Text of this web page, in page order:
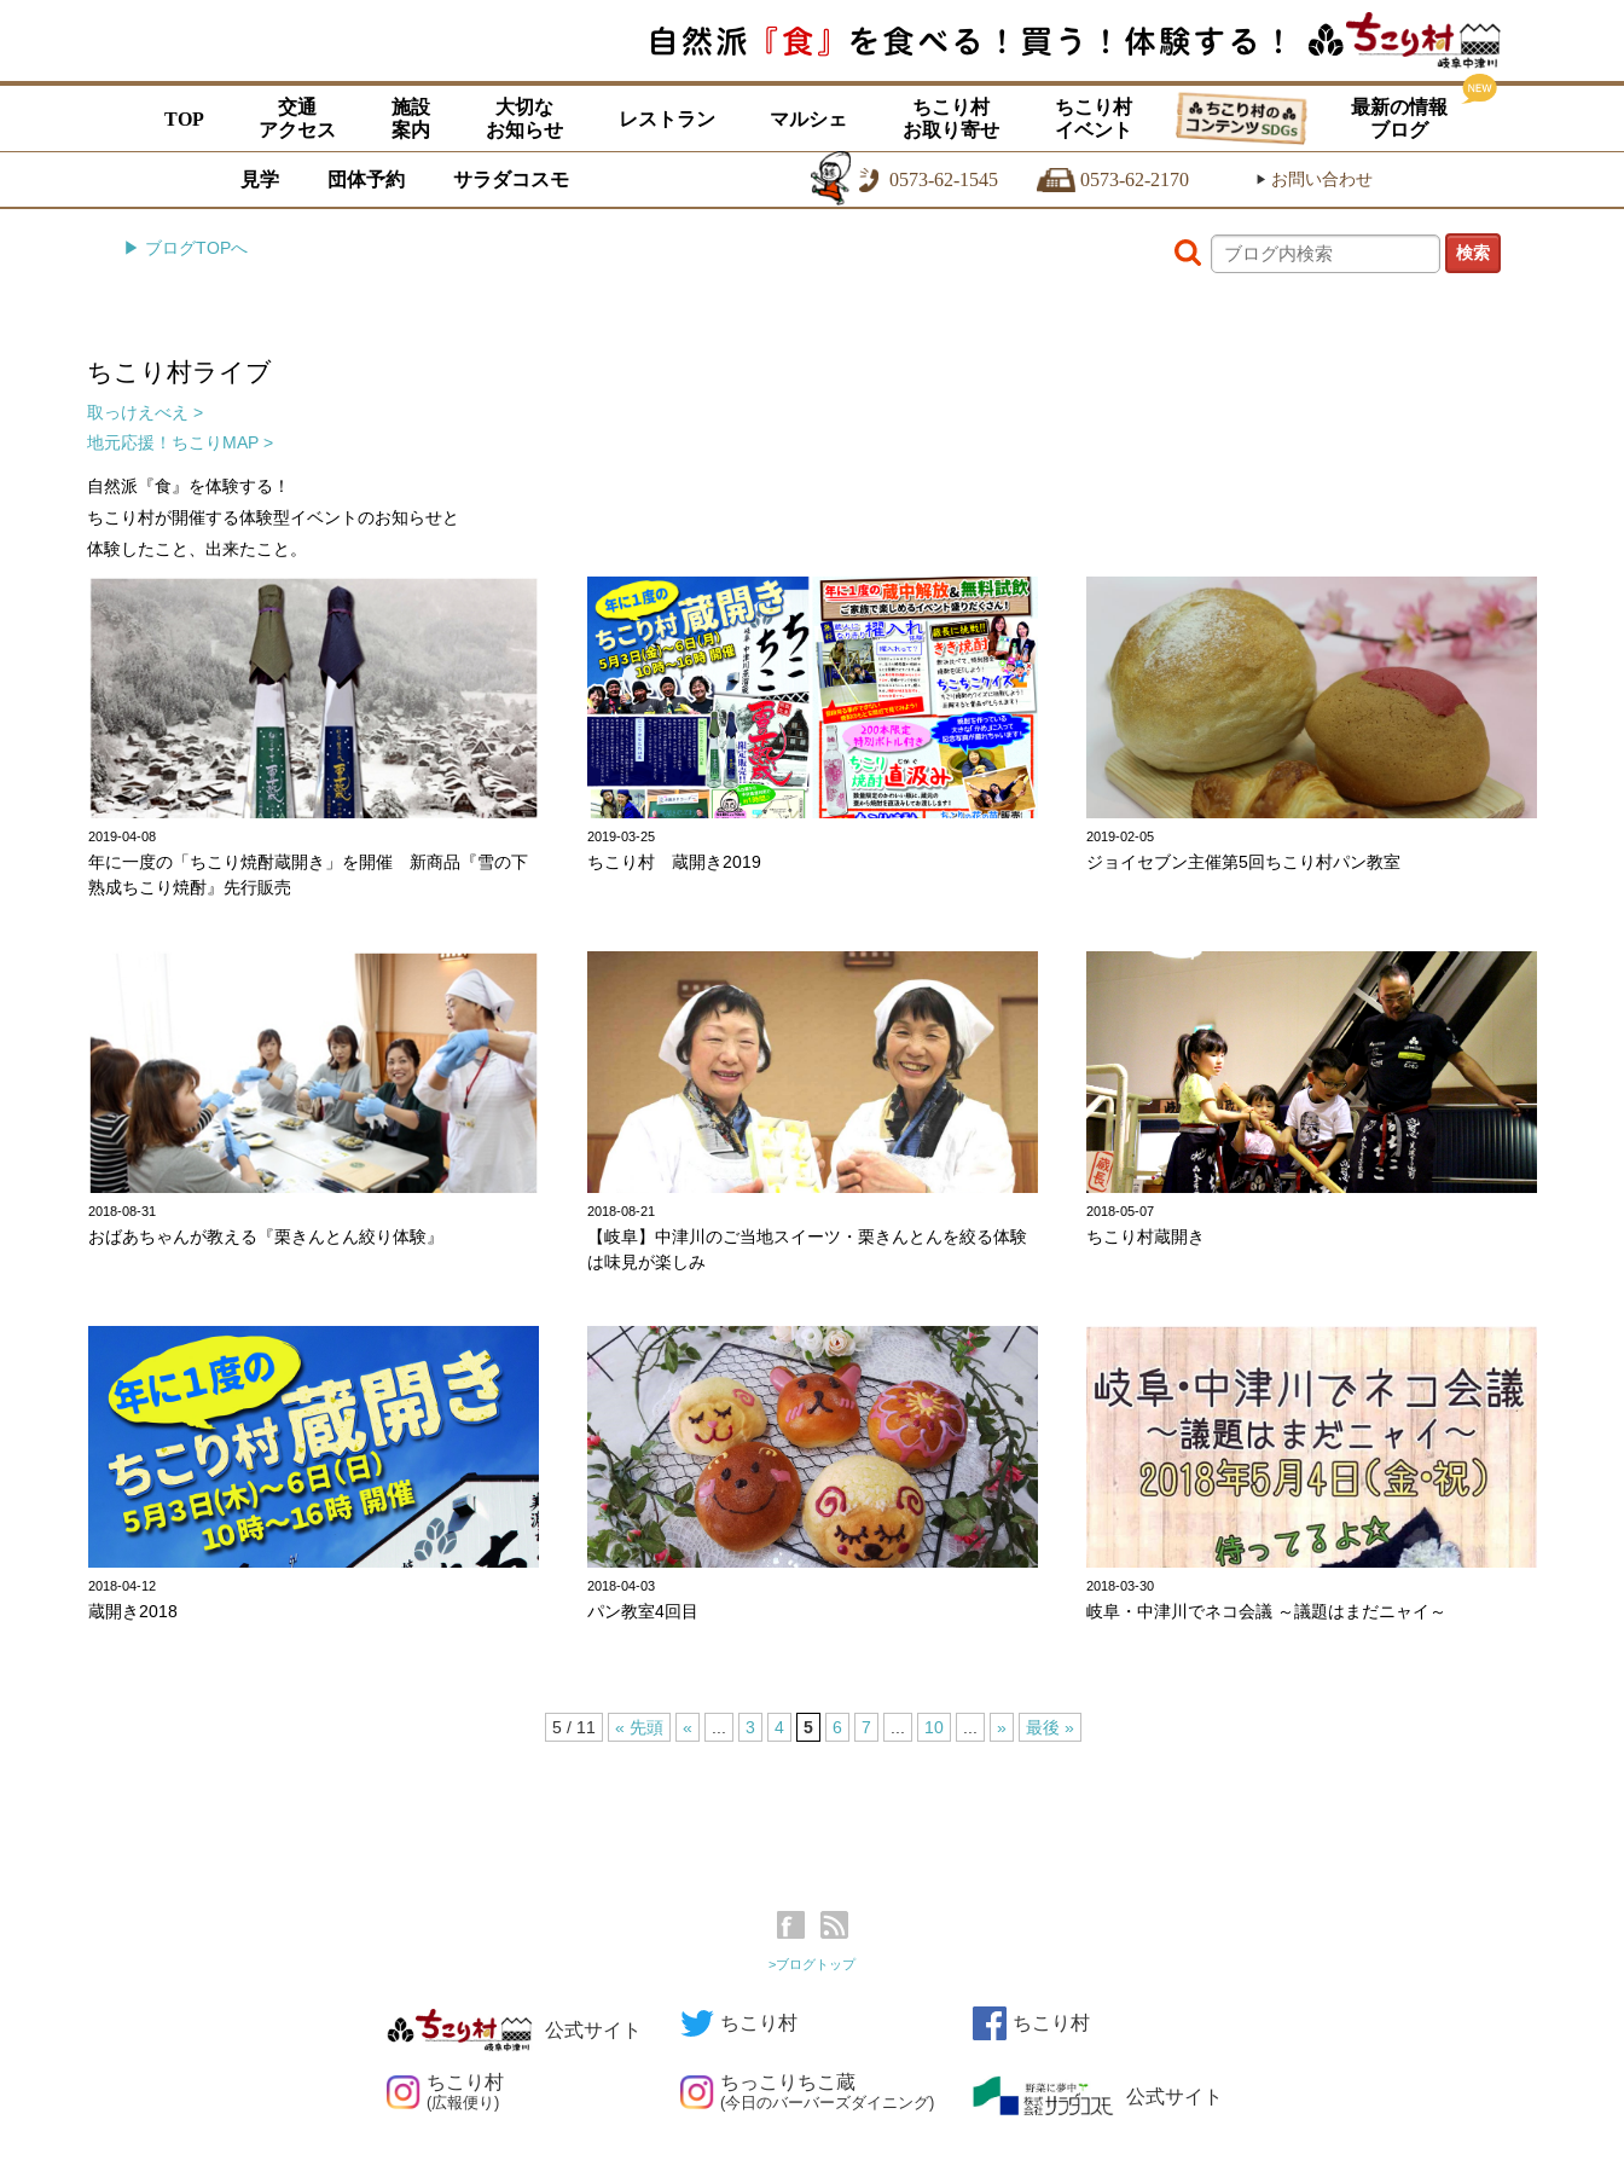
TOP
交通
アクセス
施設
案内
大切な
お知らせ
レストラン マルシェ
ちこり村
お取り寄せ
ちこり村
イベント
最新の情報
ブログ
見学 団体予約 サラダコスモ 0573-62-1545 0573-62-2170 ▶ お問い合わせ
▶ ブログTOPへ
ちこり村ライブ
取っけえべえ >
地元応援！ちこりMAP >
自然派『食』を体験する！
ちこり村が開催する体験型イベントのお知らせと
体験したこと、出来たこと。
2019-04-08
年に一度の「ちこり焼酎蔵開き」を開催 新商品『雪の下
熟成ちこり焼酎』先行販売
2019-03-25
ちこり村 蔵開き2019
2019-02-05
ジョイセブン主催第5回ちこり村パン教室
2018-08-31
おばあちゃんが教える『栗きんとん絞り体験』
2018-08-21
【岐阜】中津川のご当地スイーツ・栗きんとんを絞る体験
は味見が楽しみ
2018-05-07
ちこり村蔵開き
2018-04-12
蔵開き2018
2018-04-03
パン教室4回目
2018-03-30
岐阜・中津川でネコ会議 ～議題はまだニャイ～
5 / 11 « 先頭 « 3 4 5 6 7 10 » 最後 »
>ブログトップ
公式サイト ちこり村 ちこり村
ちこり村
(広報便り)
ちっこりちこ蔵
(今日のバーバーズダイニング) 公式サイト